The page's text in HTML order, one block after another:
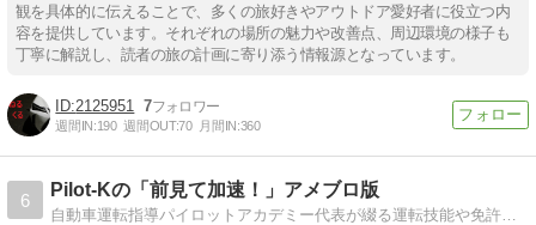
観を具体的に伝えることで、多くの旅好きやアウトドア愛好者に役立つ内
容を提供しています。それぞれの場所の魅力や改善点、周辺環境の様子も
丁寧に解説し、読者の旅の計画に寄り添う情報源となっています。
2125951 7
週間IN:190 週間OUT:70 月間IN:360
6
Pilot-Kの「前見て加速！」アメブロ版
自動車運転指導パイロットアカデミー代表が綴る運転技能や免許取得に関するアドバイス・感想等。教習生も一般ドライバーも必見！